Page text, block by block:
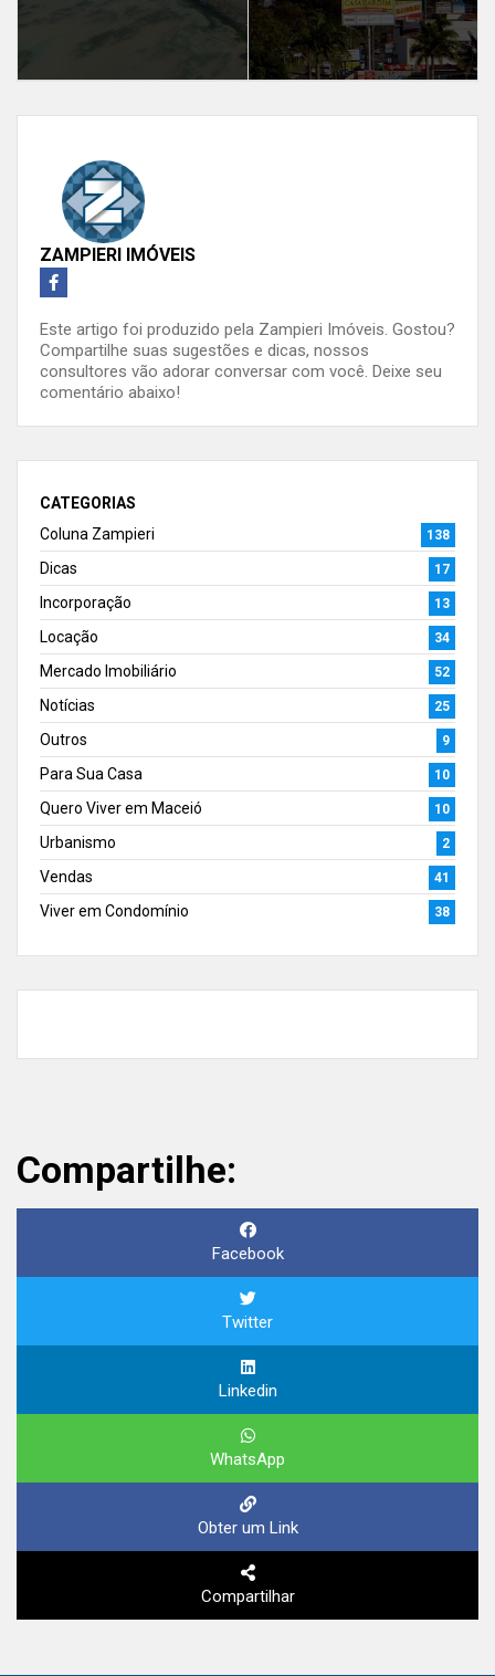
ZAMPIERI IMÓVEIS
Este artigo foi produzido pela Zampieri Imóveis. Gostou?
Compartilhe suas sugestões e dicas, nossos
consultores vão adorar conversar com você. Deixe seu
comentário abaixo!
CATEGORIAS
Coluna Zampieri
138
Dicas 17
Incorporação 13
Locação 34
Mercado Imobiliário 52
Notícias 25
Outros 9
Para Sua Casa 10
Quero Viver em Maceió 10
Urbanismo 2
Vendas 41
Viver em Condomínio 38
Compartilhe:
Facebook
Twitter
Linkedin
WhatsApp
Obter um Link
Compartilhar